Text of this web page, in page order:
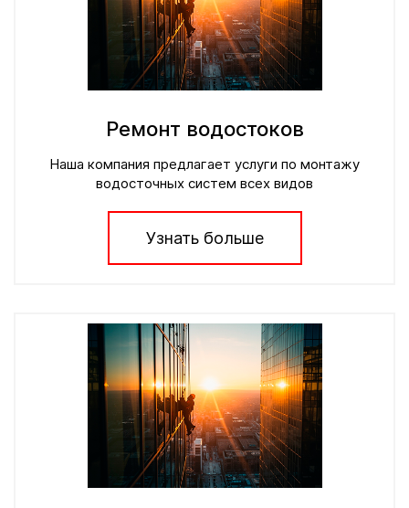
Ремонт водостоков
Наша компания предлагает услуги по монтажу
водосточных систем всех видов
Узнать больше